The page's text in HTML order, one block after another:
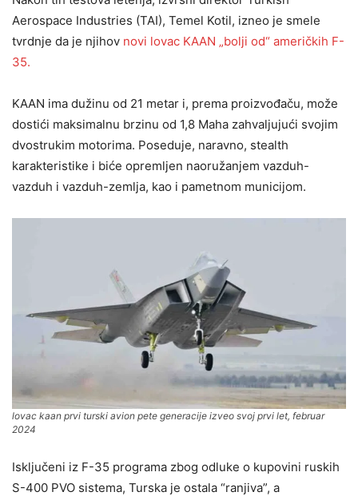
Aerospace Industries (TAI), Temel Kotil, izneo je smele
tvrdnje da je njihov novi lovac KAAN „bolji od“ američkih F-
35.
KAAN ima dužinu od 21 metar i, prema proizvođaču, može
dostići maksimalnu brzinu od 1,8 Maha zahvaljujući svojim
dvostrukim motorima. Poseduje, naravno, stealth
karakteristike i biće opremljen naoružanjem vazduh-
vazduh i vazduh-zemlja, kao i pametnom municijom.
lovac kaan prvi turski avion pete generacije izveo svoj prvi let, februar
2024
Isključeni iz F-35 programa zbog odluke o kupovini ruskih
S-400 PVO sistema, Turska je ostala “ranjiva”, a